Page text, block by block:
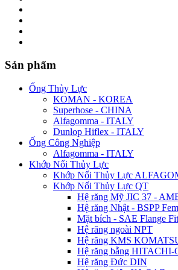
Sản phẩm
Ống Thủy Lực
KOMAN - KOREA
Superhose - CHINA
Alfagomma - ITALY
Dunlop Hiflex - ITALY
Ống Công Nghiệp
Alfagomma - ITALY
Khớp Nối Thủy Lực
Khớp Nối Thủy Lực
Khớp Nối Thủy Lực QT
Hệ răng Mỹ JIC 37 -
Hệ răng Nhật - BSPP
Mặt bích - SAE Flange
Hệ răng ngoài NPT
Hệ răng KMS
Hệ răng bằng HITACHI-
Hệ răng Đức DIN